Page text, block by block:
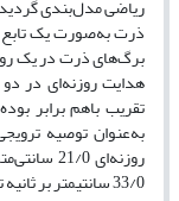
ریاضی مدل‌بندی
ذرت به‌صورت یک تابع
برگ‌های ذرت در یک
هدایت روزنه‌ای در
به‌عنوان توصیه
روزنه‌ای
33/0 سانتی‏متر بر ثانیه تشخیص داده شد.